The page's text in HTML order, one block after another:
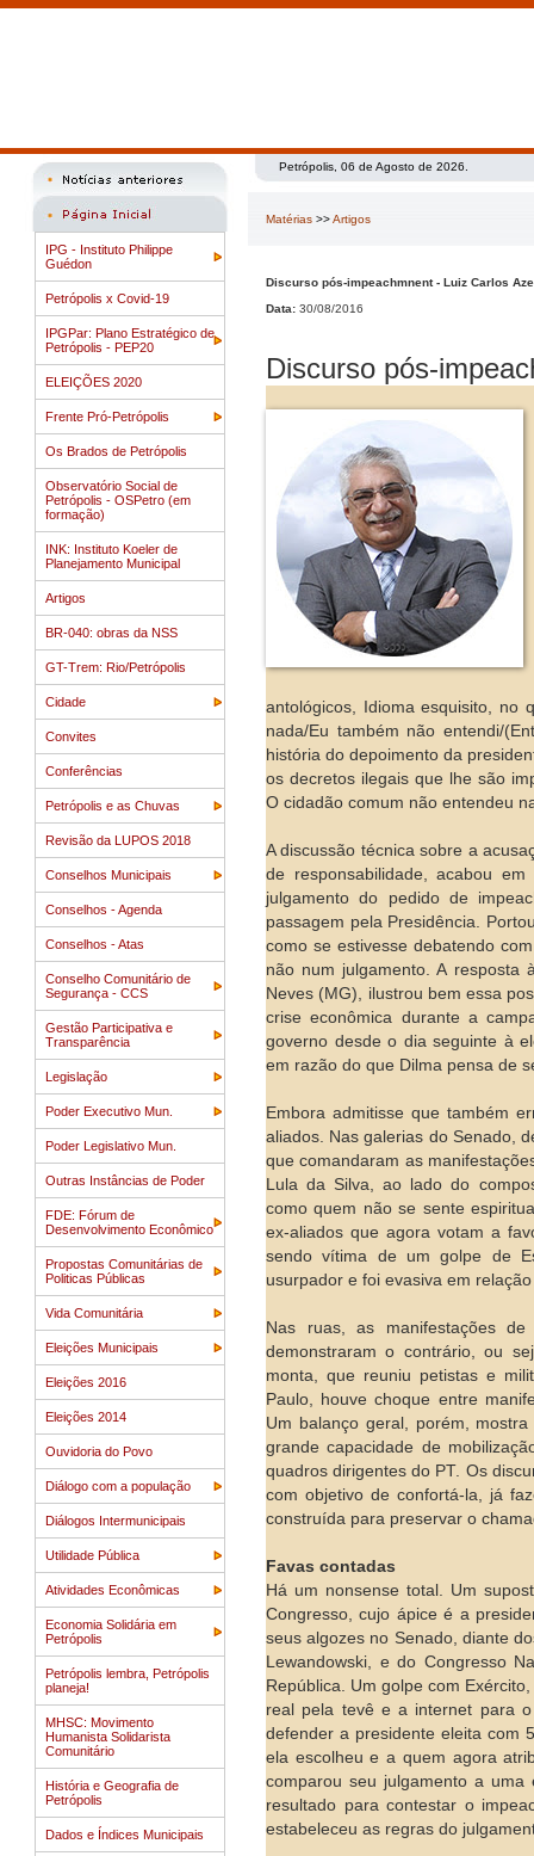
IPG - Instituto Philippe
Guédon
Petrópolis x Covid-19
IPGPar: Plano Estratégico de
Petrópolis - PEP20
ELEIÇÕES 2020
Frente Pró-Petrópolis
Os Brados de Petrópolis
Observatório Social de
Petrópolis - OSPetro (em
formação)
INK: Instituto Koeler de
Planejamento Municipal
Artigos
BR-040: obras da NSS
GT-Trem: Rio/Petrópolis
Cidade
Convites
Conferências
Petrópolis e as Chuvas
Revisão da LUPOS 2018
Conselhos Municipais
Conselhos - Agenda
Conselhos - Atas
Conselho Comunitário de
Segurança - CCS
Gestão Participativa e
Transparência
Legislação
Poder Executivo Mun.
Poder Legislativo Mun.
Outras Instâncias de Poder
FDE: Fórum de
Desenvolvimento Econômico
Propostas Comunitárias de
Politicas Públicas
Vida Comunitária
Eleições Municipais
Eleições 2016
Eleições 2014
Ouvidoria do Povo
Diálogo com a população
Diálogos Intermunicipais
Utilidade Pública
Atividades Econômicas
Economia Solidária em
Petrópolis
Petrópolis lembra, Petrópolis
planeja!
MHSC: Movimento
Humanista Solidarista
Comunitário
História e Geografia de
Petrópolis
Dados e Índices Municipais
Petrópolis, 06 de Agosto de 2026.
Matérias >>Artigos
Discurso pós-impeachmnent - Luiz Carlos
Data: 30/08/2016
Discurso pós-
antológicos, Idioma esquisito, no
nada/Eu também não entendi/
história do depoimento da
os decretos ilegais que lhe são
O cidadão comum não entendeu
A discussão técnica sobre a
de responsabilidade, acabou
julgamento do pedido de
passagem pela Presidência.
como se estivesse debatendo
não num julgamento. A resposta
Neves (MG), ilustrou bem essa
crise econômica durante a
governo desde o dia seguinte à
em razão do que Dilma pensa de
Embora admitisse que também
aliados. Nas galerias do Senado,
que comandaram as
Lula da Silva, ao lado do
como quem não se sente
ex-aliados que agora votam a
sendo vítima de um golpe de
usurpador e foi evasiva em
Nas ruas, as manifestações
demonstraram o contrário, ou
monta, que reuniu petistas e
Paulo, houve choque entre
Um balanço geral, porém,
grande capacidade de
quadros dirigentes do PT. Os
com objetivo de confortá-la, já
construída para preservar o
Favas contadas
Há um nonsense total. Um
Congresso, cujo ápice é a
seus algozes no Senado, diante
Lewandowski, e do Congresso
República. Um golpe com
real pela tevê e a internet para
defender a presidente eleita com
ela escolheu e a quem agora
comparou seu julgamento a
resultado para contestar o
estabeleceu as regras do